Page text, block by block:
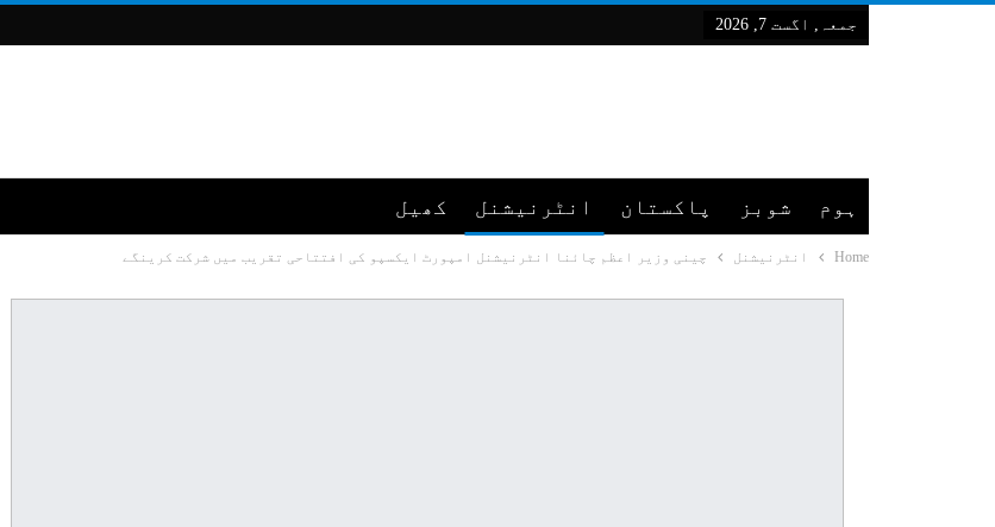
جمعہ, اگست 7, 2026
ہوم شوبز پاکستان انٹرنیشنل کھیل
Home انٹرنیشنل چینی وزیر اعظم چائنا انٹرنیشنل امپورٹ ایکسپو کی افتتاحی تقریب میں شرکت کرینگے